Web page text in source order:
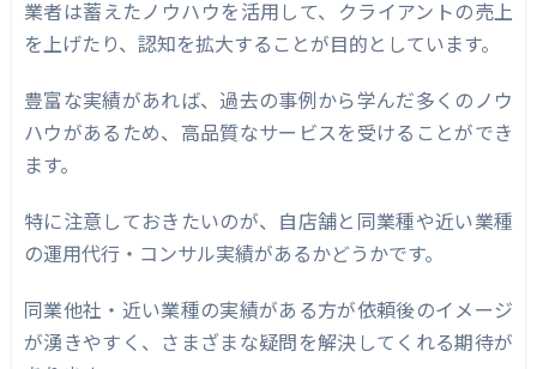
業者は蓄えたノウハウを活用して、クライアントの売上
を上げたり、認知を拡大することが目的としています。
豊富な実績があれば、過去の事例から学んだ多くのノウ
ハウがあるため、高品質なサービスを受けることができ
ます。
特に注意しておきたいのが、自店舗と同業種や近い業種
の運用代行・コンサル実績があるかどうかです。
同業他社・近い業種の実績がある方が依頼後のイメージ
が湧きやすく、さまざまな疑問を解決してくれる期待が